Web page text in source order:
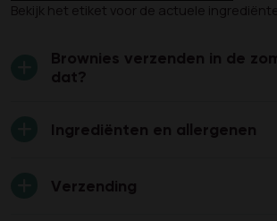
Bekijk het etiket voor de actuele
Brownies verzenden in de
dat?
Ingrediënten en allergenen
Verzending